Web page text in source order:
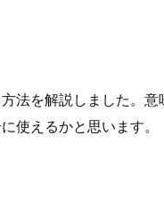
法を解説しました。
使えるかと思います。